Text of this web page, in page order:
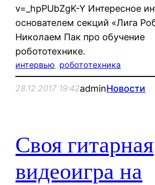
v=_hpPUbZgK-Y Интересное
основателем секций «Лига
Николаем Пак про обучение
робототехнике.
интервью, робототехника
28.12.2017 19:42adminНовости
Своя гитарная
видеоигра на